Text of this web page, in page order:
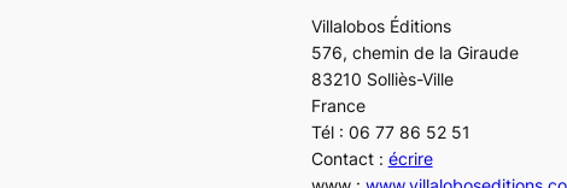
Villalobos Éditions
576, chemin de la Giraude
83210 Solliès-Ville
France
Tél : 06 77 86 52 51
Contact : écrire